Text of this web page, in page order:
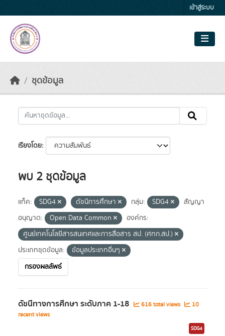
เข้าสู่ระบบ
ชุดข้อมูล
เรียงโดย
พบ 2 ชุดข้อมูล
แท็ค: SDG4 ดัชนีการศึกษา กลุ่ม: SDG4
สัญญา
อนุญาต:
Open Data Common
องค์กร:
ศูนย์เทคโนโลยีสารสนเทศและการสื่อสาร สป. (ศทก.สป.)
ประเภทชุดข้อมูล:
ข้อมูลประเภทอื่นๆ
กรองผลลัพธ์
ดัชนีทางการศึกษา ระดับภาค 1-18 616 total views
10
recent views
SDG4